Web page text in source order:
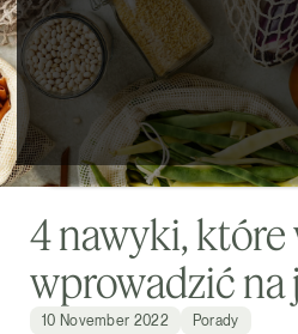
4 nawyki, które
wprowadzić na
10 November 2022 Porady